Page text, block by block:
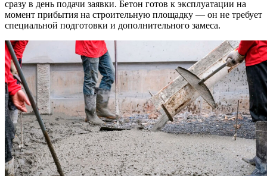
сразу в день подачи заявки. Бетон готов к эксплуатации на
момент прибытия на строительную площадку — он не требует
специальной подготовки и дополнительного замеса.